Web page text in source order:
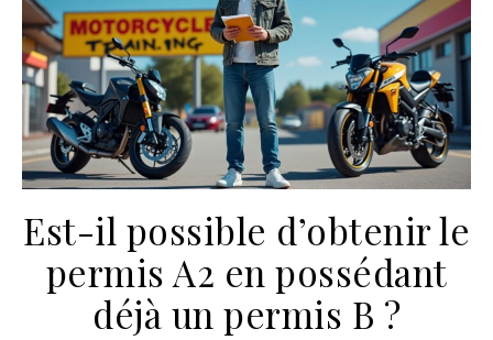
Est-il possible d’obtenir le
permis A2 en possédant
déjà un permis B ?